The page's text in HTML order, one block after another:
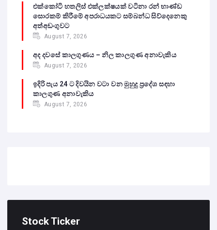
එක්කෝටි හතලිස් එක්ලක්ෂයක් වටිනා රන් භාණ්ඩ
සොරකම් කිරීමේ අපරාධයකට සම්බන්ධ සිව්දෙනෙකු
අත්අඩංගුවට
August 7, 2026
අද දවසේ කාලගුණය – නිල කාලගුණ අනාවැකිය
August 7, 2026
ඉදිරි පැය 24 ට දිවයින වටා වන මුහුදු ප්‍රදේශ සඳහා
කාලගුණ අනාවැකිය
August 7, 2026
Stock Ticker